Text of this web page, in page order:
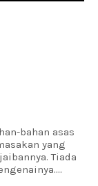
bahan asas
yang
Tiada